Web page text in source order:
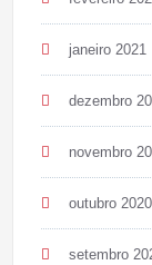
janeiro 2021
dezembro
novembro
outubro 2020
setembro